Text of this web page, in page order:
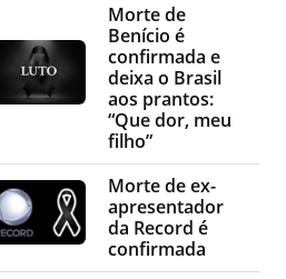
Morte de
Benício é
confirmada e
deixa o Brasil
aos prantos:
“Que dor, meu
filho”
Morte de ex-
apresentador
da Record é
confirmada